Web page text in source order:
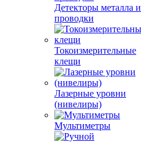
Детекторы металла и
проводки
Токоизмерительные
клещи
Лазерные уровни
(нивелиры)
Мультиметры